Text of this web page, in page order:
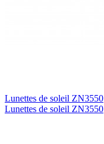
Lunettes de soleil ZN3550
Lunettes de soleil ZN3550